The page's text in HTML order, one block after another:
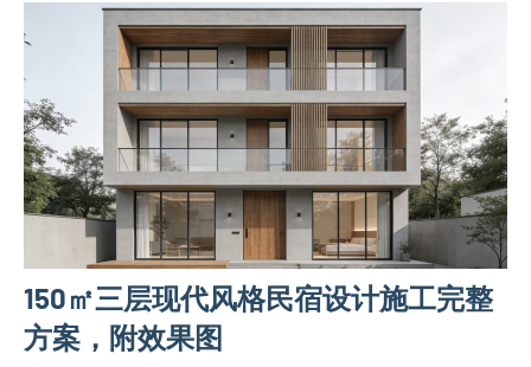
墅
设
计
图
米
别
墅
150㎡三层现代风格民宿设计施工完整
方案，附效果图